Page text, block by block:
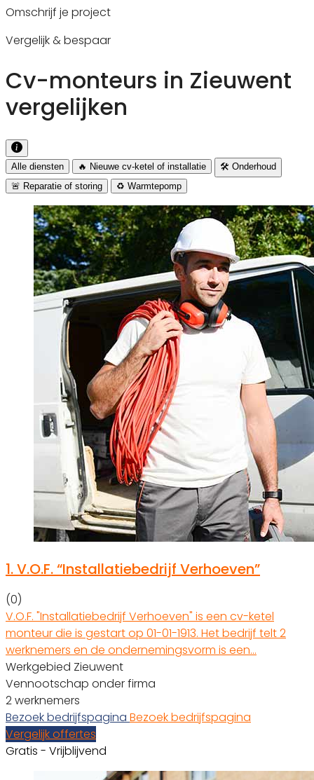
Omschrijf je project
Vergelijk & bespaar
Cv-monteurs in Zieuwent
vergelijken
Alle diensten 🔥 Nieuwe cv-ketel of installatie
🛠️ Onderhoud
🚨 Reparatie of storing
♻️ Warmtepomp
1.V.O.F. “Installatiebedrijf Verhoeven”
(0)
V.O.F. "Installatiebedrijf Verhoeven" is een cv-ketel
monteur die is gestart op 01-01-1913. Het bedrijf telt 2
werknemers en de ondernemingsvorm is een…
Werkgebied Zieuwent
Vennootschap onder firma
2 werknemers
Bezoek bedrijfspagina Bezoek bedrijfspagina
Vergelijk offertes
Gratis - Vrijblijvend